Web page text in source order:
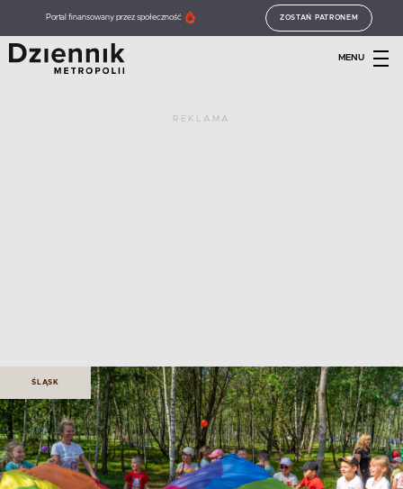
Portal finansowany przez społeczność ZOSTAŃ PATRONEM
MENU
REKLAMA
ŚLĄSK